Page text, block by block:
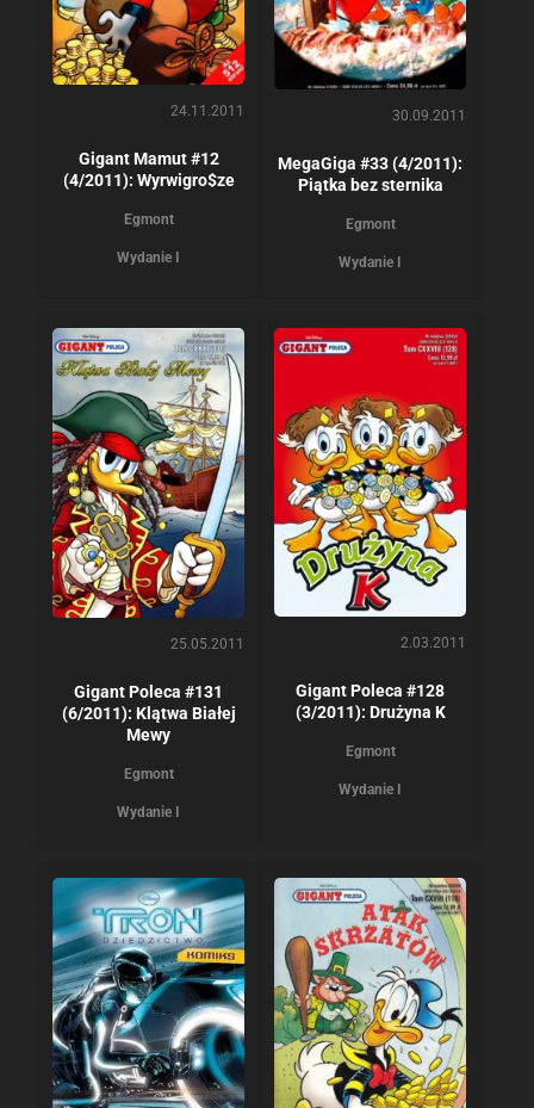
24.11.2011
Gigant Mamut #12
(4/2011): Wyrwigro$ze
Egmont
Wydanie I
30.09.2011
MegaGiga #33 (4/2011):
Piątka bez sternika
Egmont
Wydanie I
25.05.2011
Gigant Poleca #131
(6/2011): Klątwa Białej
Mewy
Egmont
Wydanie I
2.03.2011
Gigant Poleca #128
(3/2011): Drużyna K
Egmont
Wydanie I